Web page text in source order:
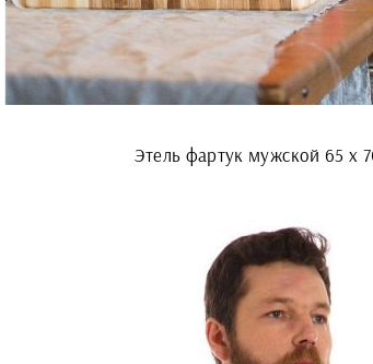
Этель фартук мужской 65 х